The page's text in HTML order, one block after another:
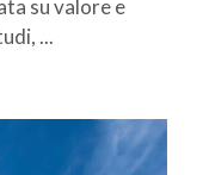
su valore e
...